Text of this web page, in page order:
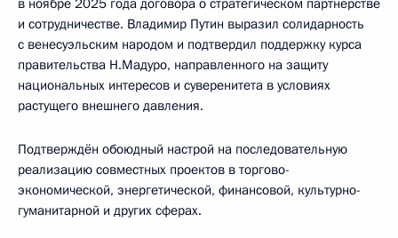
в ноябре 2025 года договора о стратегическом партнёрстве
и сотрудничестве. Владимир Путин выразил солидарность
с венесуэльским народом и подтвердил поддержку курса
правительства Н.Мадуро, направленного на защиту
национальных интересов и суверенитета в условиях
растущего внешнего давления.
Подтверждён обоюдный настрой на последовательную
реализацию совместных проектов в торгово-
экономической, энергетической, финансовой, культурно-
гуманитарной и других сферах.